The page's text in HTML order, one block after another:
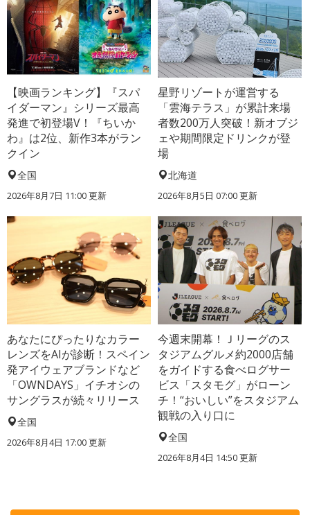
【映画ランキング】『スパ
イダーマン』シリーズ最高
発進で初登場V！『ちいか
わ』は2位、新作3本がラン
クイン
全国
2026年8月7日 11:00更新
星野リゾートが運営する
「雲海テラス」が累計来場
者数200万人突破！新オブジ
ェや期間限定ドリンクが登
場
北海道
2026年8月5日 07:00更新
あなたにぴったりなカラー
レンズをAIが診断！スペイン
発アイウェアブランドなど
「OWNDAYS」イチオシの
サングラスが続々リリース
全国
2026年8月4日 17:00更新
今週末開幕！Ｊリーグのス
タジアムグルメ約2000店舗
をガイドする食べログサー
ビス「スタモグ」がローン
チ！“おいしい”をスタジアム
観戦の入り口に
全国
2026年8月4日 14:50更新